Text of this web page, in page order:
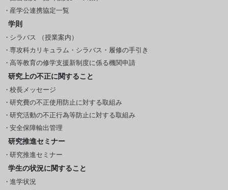
産学公連携協定一覧
学則
シラバス （授業案内）
専攻科カリキュラム・シラバス・履修の手引き
高等教育の修学支援新制度に係る機関申請
研究上の不正に関すること
校長メッセージ
研究費の不正使用防止に対する取組み
研究活動の不正行為等防止に対する取組み
安全保障輸出管理
研究推進セミナー
研究推進セミナー
学生の状況に関すること
進学状況